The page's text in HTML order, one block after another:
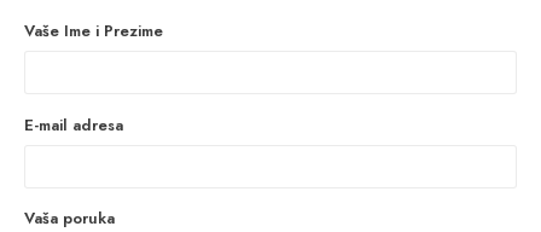
Vaše Ime i Prezime
E-mail adresa
Vaša poruka